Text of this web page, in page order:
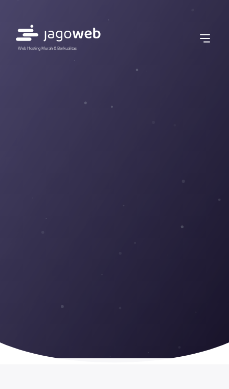
Web Hosting Murah & Berkualitas